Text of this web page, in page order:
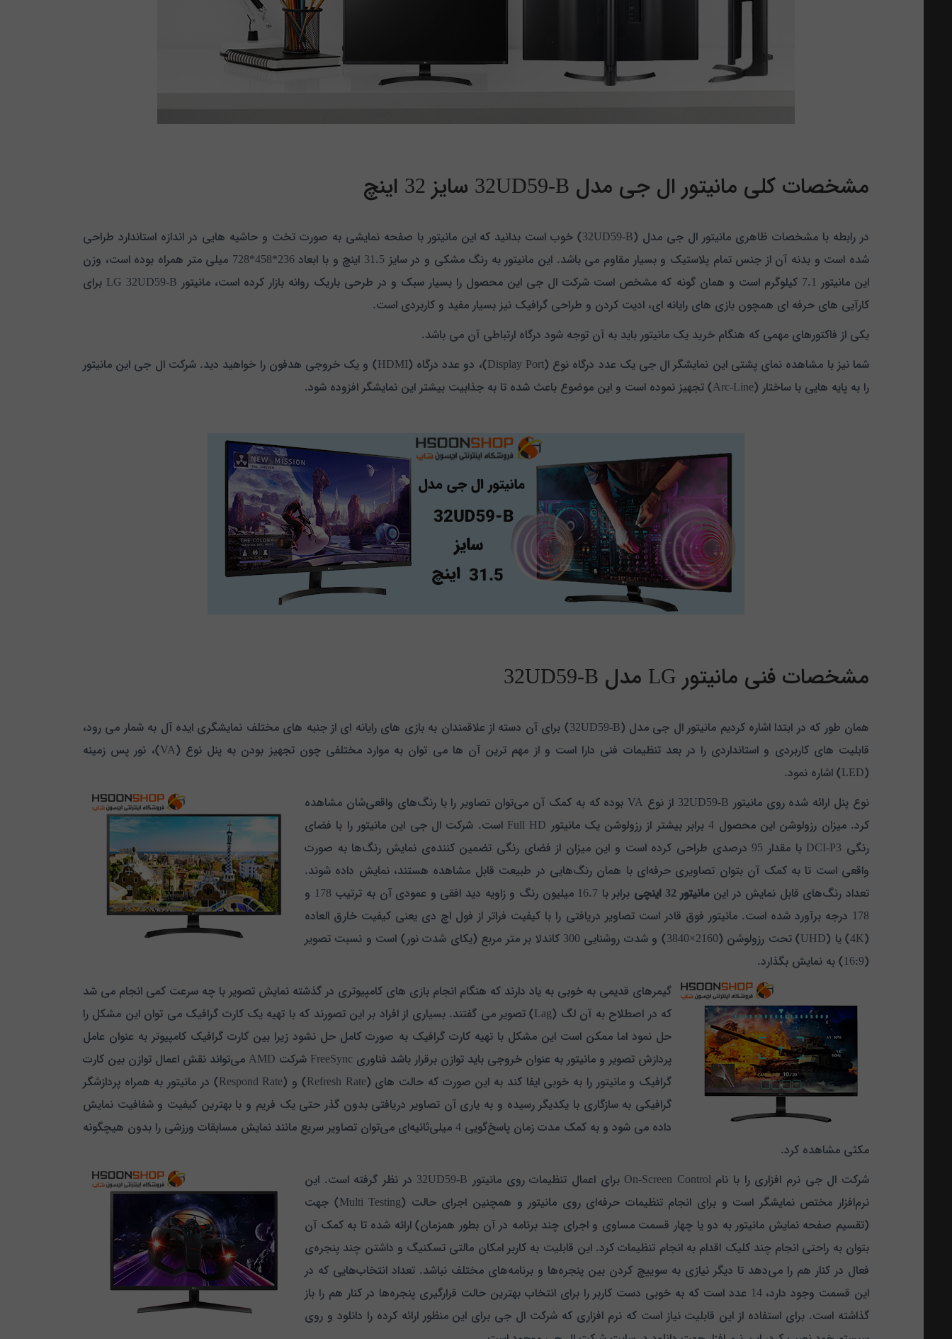
مشخصات کلی مانیتور ال جی مدل 32UD59-B سایز 32 اینچ
در رابطه با مشخصات ظاهری مانیتور ال جی مدل (32UD59-B) خوب است بدانید که این مانیتور با صفحه نمایشی به صورت تخت و حاشیه هایی در اندازه استاندارد طراحی
شده است و بدنه آن از جنس تمام پلاستیک و بسیار مقاوم می باشد. این مانیتور به رنگ مشکی و در سایز 31.5 اینچ و با ابعاد 236*458*728 میلی متر همراه بوده است، وزن
این مانیتور 7.1 کیلوگرم است و همان گونه که مشخص است شرکت ال جی این محصول را بسیار سبک و در طرحی باریک روانه بازار کرده است، مانیتور LG 32UD59-B برای
کارآیی های حرفه ای همچون بازی های رایانه ای، ادیت کردن و طراحی گرافیک نیز بسیار مفید و کاربردی است.
یکی از فاکتورهای مهمی که هنگام خرید یک مانیتور باید به آن توجه شود درگاه ارتباطی آن می باشد.
شما نیز با مشاهده نمای پشتی این نمایشگر ال جی یک عدد درگاه نوع (Display Port)، دو عدد درگاه (HDMI) و یک خروجی هدفون را خواهید دید. شرکت ال جی این مانیتور
را به پایه هایی با ساختار (Arc-Line) تجهیز نموده است و این موضوع باعث شده تا به جذابیت بیشتر این نمایشگر افزوده شود.
مشخصات فنی مانیتور LG مدل 32UD59-B
همان طور که در ابتدا اشاره کردیم مانیتور ال جی
مدل (32UD59-B) برای آن دسته از علاقمندان به بازی های رایانه ای از جنبه های مختلف نمایشگری ایده آل به شمار می رود،
قابلیت های کاربردی و استانداردی را در بعد تنظیمات فنی دارا است و از مهم ترین آن ها می توان به موارد مختلفی چون تجهیز بودن به پنل نوع (VA)، نور پس زمینه
(LED) اشاره نمود.
نوع پنل ارائه شده روی مانیتور 32UD59-B از نوع VA بوده که به کمک آن می‌توان تصاویر را با رنگ‌های واقعی‌شان مشاهده
کرد. میزان رزولوشن این محصول 4 برابر بیشتر از رزولوشن یک مانیتور Full HD است. شرکت ال جی این مانیتور را با فضای
رنگی DCI-P3 با م
قدار 95 درصدی طراحی کرده است و این میزان از فضای رنگی تضمین کننده‌ی نمایش رنگ‌ها به صورت
واقعی است تا به کمک آن بتوان تصاویری حرفه‌ای با همان رنگ‌هایی در طبیعت قابل مشاهده هستند، نمایش داده شوند.
تعداد رنگ‌های قابل نمایش در اینمانیتور 32 اینچی
برابر با 16.7 میلیون رنگ و زاویه دید افقی و عمودی آن به ترتیب 178 و
178 درجه برآورد شده است. مانیتور فوق قادر است تصاویر دریافتی را با کیفیت فراتر از فول اچ دی یعنی کیفیت خارق العاده
(4K) یا (UHD) تحت رزولوشن (2160×3840) و شدت روشنایی 300 کاندلا بر متر مربع (یکای شدت نور) است و نسبت تصویر
(16:9) به نمایش بگذارد.
گیمرهای قدیمی به خوبی به یاد دارند که هنگام انجام بازی های کامپیوتری در گذشته نمایش تصویر با چه سرعت کمی انجام می شد
که در اصطلاح به آن لگ (Lag) تصویر می گفتند. بسیاری از افراد بر این تصورند که با تهیه یک کارت گرافیک می توان این مشکل را
حل نمود اما ممکن است این مشکل با تهیه کارت گرافیک به صورت کامل حل نشود زیرا بین کارت گرافیک کامپیوتر به عنوان عامل
پردازش تصویر و مانیتور به عنوان خروجی باید توازن برقرار باشد فناوری FreeSync شرکت AMD می‌تواند نقش اعمال توازن بین کارت
گرافیک و مانیتور را به خوبی ایفا کند به این صورت که حالت های (Refresh Rate) و (Respond Rate) در مانیتور به همراه پردازشگر
گرافیکی به سازگاری با یکدیگر رسیده و به یاری آن تصاویر دریافتی بدون گذر حتی یک فریم و با بهترین کیفیت و شفافیت نمایش
داده می شود و به کمک مدت زمان پاسخ‌گویی 4 میلی‌ثانیه‌ای می‌توان تصاویر سریع مانند نمایش مسابقات ورزشی را بدون هیچگونه
مکثی مشاهده کرد.
شرکت ال جی نرم افزاری را با نام On-Screen Control برای اعمال تنظیمات روی مانیتور 32UD59-B در نظر گرفته است.
این
نرم‌افزار مختص نمایشگر است و برای انجام تنظیمات حرفه‌‌ای روی مانیتور و همچنین اجرای حالت (Multi Testing) جهت
(تقسیم صفحه نمایش مانیتور به دو یا چهار قسمت مساوی و اجرای چند برنامه در آن بطور همزمان) ارائه شده تا به کمک آن
بتوان به راحتی انجام چند کلیک اقدام به انجام تنظیمات کرد. این قابلیت به کاربر امکان مالتی تسکنیگ و داشتن چند پنجره‌ی
فعال در کنار هم را می‌دهد تا دیگر نیازی به سوییچ کردن بین پنجره‌ها و برنامه‌های مختلف نباشد. تعداد انتخاب‌هایی که در
این قسمت وجود دارد، 14 عدد است که به خوبی دست کاربر را برای انتخاب بهترین حالت قرارگیری پنجره‌ها در کنار هم را باز
گذاشته است. برای استفاده از این قابلیت نیاز است که نرم افزاری که شرکت ال جی برای این منظور ارائه کرده را دانلود و روی